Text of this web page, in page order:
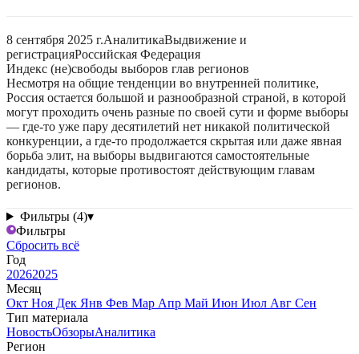
8 сентября 2025 г.АналитикаВыдвижение и
регистрацияРоссийская Федерация
Индекс (не)свободы выборов глав регионов
Несмотря на общие тенденции во внутренней политике,
Россия остается большой и разнообразной страной, в которой
могут проходить очень разные по своей сути и форме выборы
— где-то уже пару десятилетий нет никакой политической
конкуренции, а где-то продолжается скрытая или даже явная
борьба элит, на выборы выдвигаются самостоятельные
кандидаты, которые противостоят действующим главам
регионов.
Фильтры (4)▾
Фильтры
Сбросить всё
Год
20262025
Месяц
Окт Ноя Дек Янв Фев Мар Апр Май Июн Июл Авг Сен
Тип материала
НовостьОбзорыАналитика
Регион